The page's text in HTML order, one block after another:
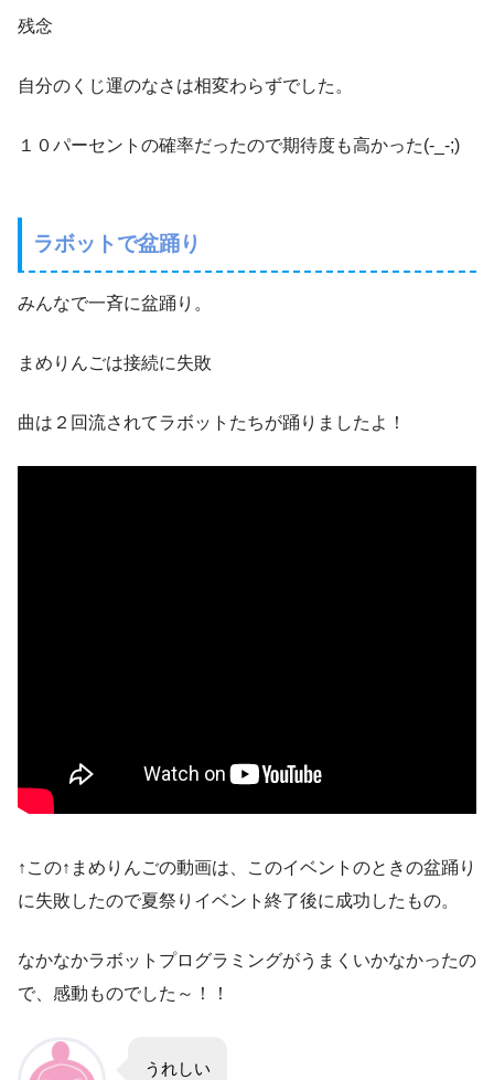
残念
自分のくじ運のなさは相変わらずでした。
１０パーセントの確率だったので期待度も高かった(-_-;)
ラボットで盆踊り
みんなで一斉に盆踊り。
まめりんごは接続に失敗
曲は２回流されてラボットたちが踊りましたよ！
↑この↑まめりんごの動画は、このイベントのときの盆踊り
に失敗したので夏祭りイベント終了後に成功したもの。
なかなかラボットプログラミングがうまくいかなかったの
で、感動ものでした～！！
うれしい